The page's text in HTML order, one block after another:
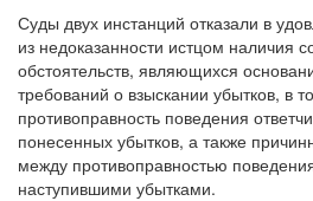
Суды двух инстанций отказали в
из недоказанности истцом наличия
обстоятельств, являющихся
требований о взыскании убытков, в
противоправность поведения
понесенных убытков, а также
между противоправностью
наступившими убытками.